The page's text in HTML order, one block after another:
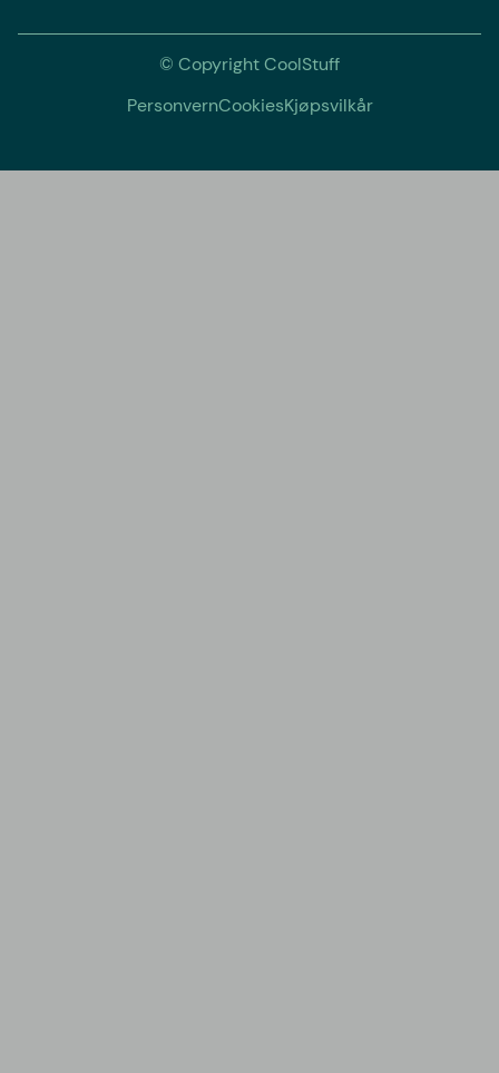
© Copyright CoolStuff
PersonvernCookiesKjøpsvilkår